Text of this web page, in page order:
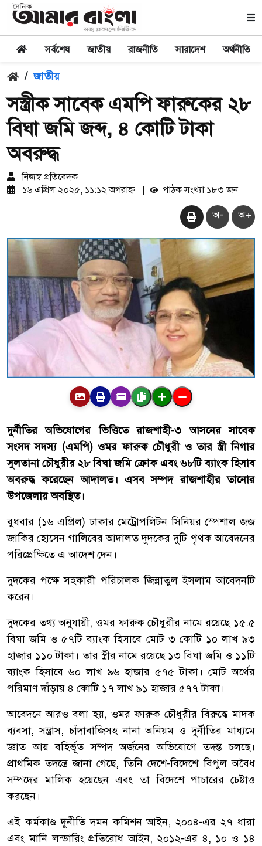
সর্বশেষ জাতীয় রাজনীতি সারাদেশ অর্থনীতি
/ জাতীয়
সস্ত্রীক সাবেক এমপি ফারুকের ২৮
বিঘা জমি জব্দ, ৪ কোটি টাকা
অবরুদ্ধ
নিজস্ব প্রতিবেদক
১৬ এপ্রিল ২০২৫, ১১:১২ অপরাহ্ন
পাঠক সংখ্যা ১৮৩ জন
অ- অ+
দুর্নীতির অভিযোগের ভিত্তিতে রাজশাহী-৩ আসনের সাবেক
সংসদ সদস্য (এমপি) ওমর ফারুক চৌধুরী ও তার স্ত্রী নিগার
সুলতানা চৌধুরীর ২৮ বিঘা জমি ক্রোক এবং ৬৮টি ব্যাংক হিসাব
অবরুদ্ধ করেছেন আদালত। এসব সম্পদ রাজশাহীর তানোর
উপজেলায় অবস্থিত।
বুধবার (১৬ এপ্রিল) ঢাকার মেট্রোপলিটন সিনিয়র স্পেশাল জজ
জাকির হোসেন গালিবের আদালত দুদকের দুটি পৃথক আবেদনের
পরিপ্রেক্ষিতে এ আদেশ দেন।
দুদকের পক্ষে সহকারী পরিচালক জিন্নাতুল ইসলাম আবেদনটি
করেন।
দুদকের তথ্য অনুযায়ী, ওমর ফারুক চৌধুরীর নামে রয়েছে ১৫.৫
বিঘা জমি ও ৫৭টি ব্যাংক হিসাবে মোট ৩ কোটি ১০ লাখ ৯৩
হাজার ১১০ টাকা। তার স্ত্রীর নামে রয়েছে ১৩ বিঘা জমি ও ১১টি
ব্যাংক হিসাবে ৬০ লাখ ৯৬ হাজার ৫৭৫ টাকা। মোট অর্থের
পরিমাণ দাঁড়ায় ৪ কোটি ১৭ লাখ ৯১ হাজার ৫৭৭ টাকা।
আবেদনে আরও বলা হয়, ওমর ফারুক চৌধুরীর বিরুদ্ধে মাদক
ব্যবসা, সন্ত্রাস, চাঁদাবাজিসহ নানা অনিয়ম ও দুর্নীতির মাধ্যমে
জ্ঞাত আয় বহির্ভূত সম্পদ অর্জনের অভিযোগে তদন্ত চলছে।
প্রাথমিক তদন্তে জানা গেছে, তিনি দেশে-বিদেশে বিপুল অবৈধ
সম্পদের মালিক হয়েছেন এবং তা বিদেশে পাচারের চেষ্টাও
করছেন।
এই কর্মকাণ্ড দুর্নীতি দমন কমিশন আইন, ২০০৪-এর ২৭ ধারা
এবং মানি লন্ডারিং প্রতিরোধ আইন, ২০১২-এর ৪, ১০ ও ১৪